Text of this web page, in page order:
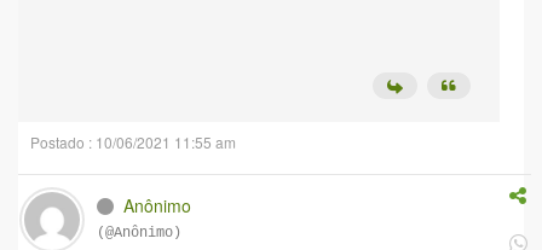
Postado : 10/06/2021 11:55 am
Anônimo
(@Anônimo)